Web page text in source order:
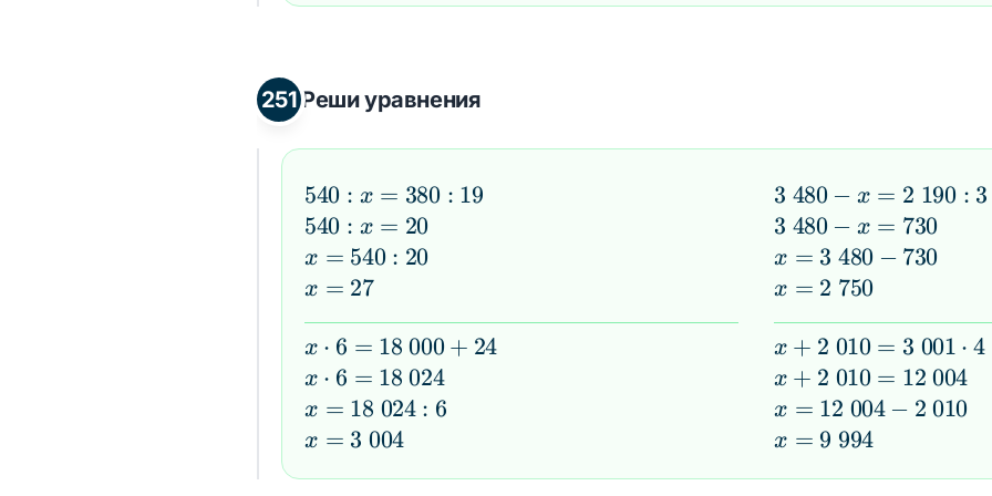
4
4)
251 Реши уравнения
540
: x
=
380
19
540 : x = 380 : 19
540
: x
=
540 : x = 20
x
=
:
20
x = 540 : 20
x
=
27
x = 27
x \cdot
6 =
18\;000
+ 24
x ⋅ 6 = 18 000 + 24
x \cdot
6 =
18\;024
x ⋅ 6 = 18 024
x =
18\;024
x = 18 024 : 6
x =
x = 3 004
3\;480
- x =
2\;190
: 3
3 480 − x = 2 190 : 3
3\;480
- x =
730
3 480 − x = 730
x =
3\;480
x = 3 480 − 730
x =
2\;750
x = 2 750
x +
2\;010
=
3\;001
x + 2 010 = 3 001 ⋅ 4
x +
2\;010
=
x + 2 010 = 12 004
x =
12\;004
x = 12 004 − 2 010
x =
x = 9 994